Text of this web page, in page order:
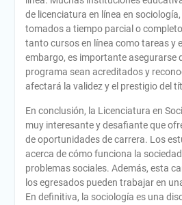
de licenciatura en línea en
tomados a tiempo parcial o
tanto cursos en línea como tareas y
embargo, es importante asegurarse
programa sean acreditados y
afectará la validez y el prestigio del
En conclusión, la Licenciatura en
muy interesante y desafiante que
de oportunidades de carrera. Los
acerca de cómo funciona la
problemas sociales. Además, esta
los egresados pueden trabajar en
En definitiva, la sociología es una